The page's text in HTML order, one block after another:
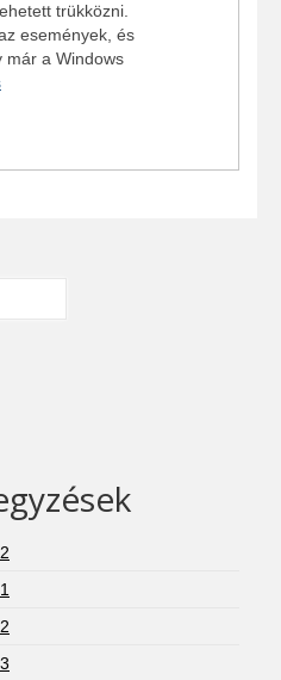
trükközni.
események, és
már a Windows